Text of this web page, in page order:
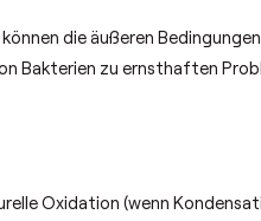
können die äußeren
Bakterien zu ernsthaften
Oxidation (wenn